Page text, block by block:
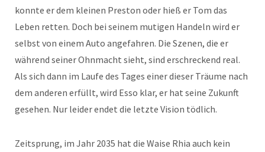
konnte er dem kleinen Preston oder hieß er Tom das
Leben retten. Doch bei seinem mutigen Handeln wird er
selbst von einem Auto angefahren. Die Szenen, die er
während seiner Ohnmacht sieht, sind erschreckend real.
Als sich dann im Laufe des Tages einer dieser Träume nach
dem anderen erfüllt, wird Esso klar, er hat seine Zukunft
gesehen. Nur leider endet die letzte Vision tödlich.
Zeitsprung, im Jahr 2035 hat die Waise Rhia auch kein